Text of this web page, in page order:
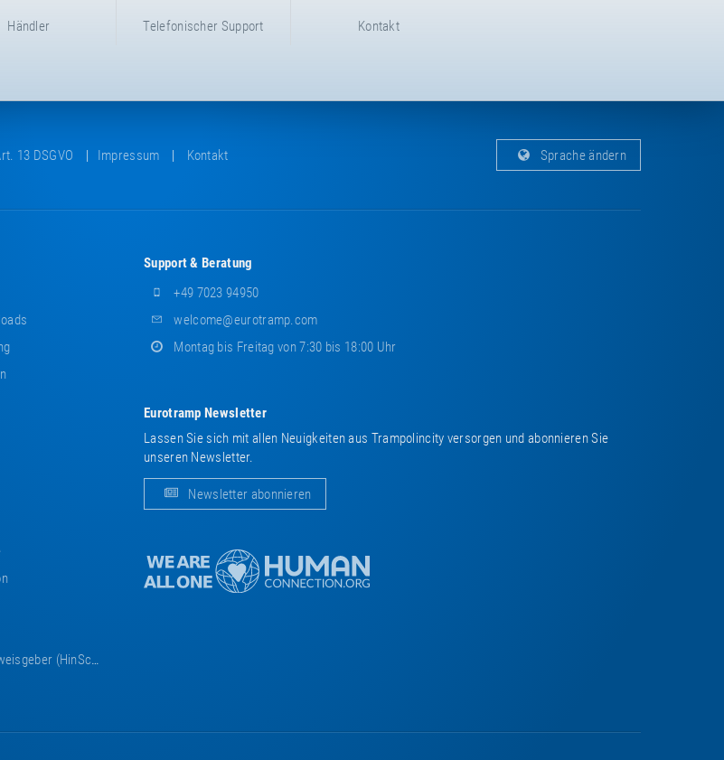
Händler Telefonischer Support Kontakt
13 DSGVO Impressum Kontakt Sprache ändern
(HinSchG)
Support & Beratung
+49 7023 94950
welcome@eurotramp.com
Montag bis Freitag von 7:30 bis 18:00 Uhr
Eurotramp Newsletter
Lassen Sie sich mit allen Neuigkeiten aus Trampolincity versorgen und abonnieren Sie
unseren Newsletter.
Newsletter abonnieren